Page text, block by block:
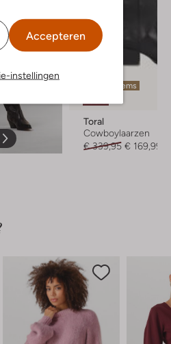
Accepteren
instellingen
Laatste items
Toral
Cowboylaarzen
€ 339,95 € 169,99